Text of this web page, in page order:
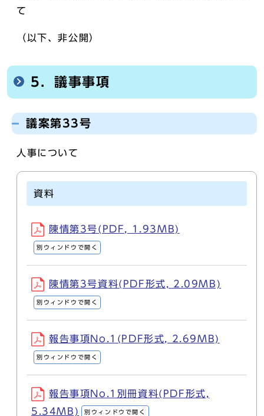
て
（以下、非公開）
5．議事事項
議案第33号
人事について
資料
陳情第3号(PDF, 1.93MB)
別ウィンドウで開く
陳情第3号資料(PDF形式, 2.09MB)
別ウィンドウで開く
報告事項No.1(PDF形式, 2.69MB)
別ウィンドウで開く
報告事項No.1別冊資料(PDF形式,
5.34MB)
別ウィンドウで開く